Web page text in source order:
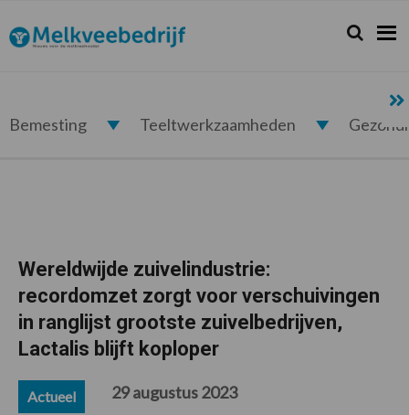
de
hoofdnavigatie
de
hoofd
de
eerste
de
voettekst
Melkveebedrijf.nl Zoeken...
Zoek
Bemesting Teeltwerkzaamheden
Wereldwijde zuivelindustrie:
recordomzet zorgt voor verschuivingen
in ranglijst grootste zuivelbedrijven,
Lactalis blijft koploper
Actueel 29 augustus 2023